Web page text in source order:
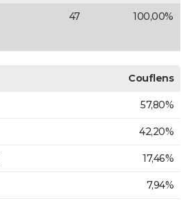
47 100,00%
Couflens
57,80%
42,20%
17,46%
7,94%